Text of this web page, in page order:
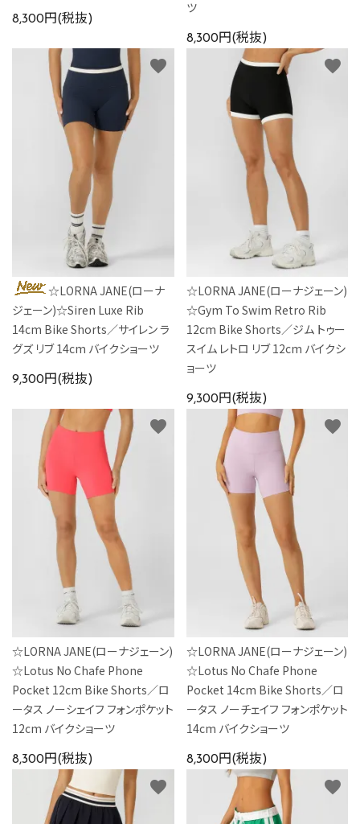
8,300円(税抜)
ツ
8,300円(税抜)
☆LORNA JANE(ローナ
ジェーン)☆Siren Luxe Rib
14cm Bike Shorts／サイレン ラ
グズ リブ 14cm バイクショーツ
9,300円(税抜)
favorite
☆LORNA JANE(ローナジェーン)
☆Gym To Swim Retro Rib
12cm Bike Shorts／ジム トゥー
スイム レトロ リブ 12cm バイクシ
ョーツ
9,300円(税抜)
favorite
☆LORNA JANE(ローナジェーン)
☆Lotus No Chafe Phone
Pocket 12cm Bike Shorts／ロ
ータス ノーシェイフ フォンポケット
12cm バイクショーツ
8,300円(税抜)
favorite
☆LORNA JANE(ローナジェーン)
☆Lotus No Chafe Phone
Pocket 14cm Bike Shorts／ロ
ータス ノーチェイフ フォンポケット
14cm バイクショーツ
8,300円(税抜)
favorite
favorite favorite